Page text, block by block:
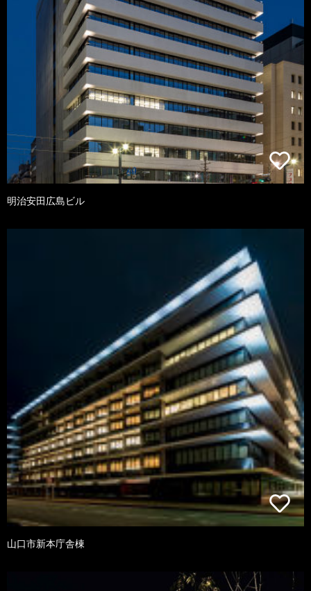
明治安田広島ビル
山口市新本庁舎棟